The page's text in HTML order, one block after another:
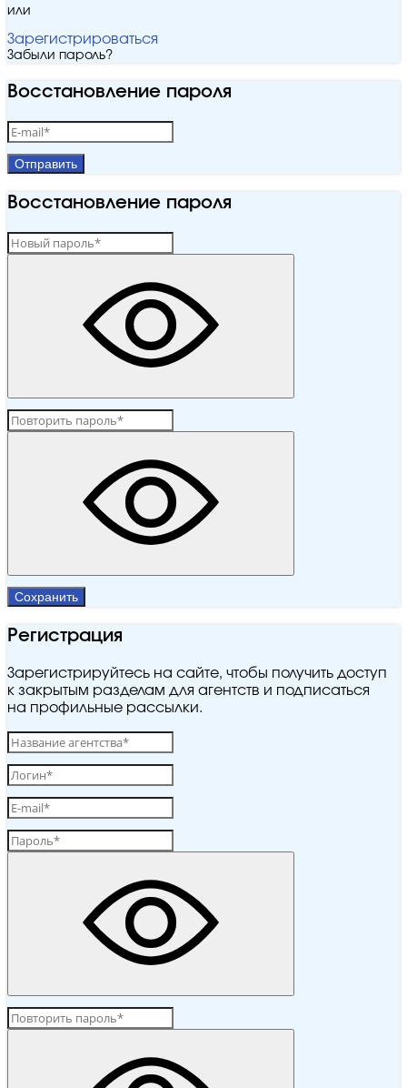
или
Зарегистрироваться
Забыли пароль?
Восстановление пароля
Отправить
Восстановление пароля
Сохранить
Регистрация
Зарегистрируйтесь на сайте, чтобы получить доступ
к закрытым разделам для агентств и подписаться
на профильные рассылки.